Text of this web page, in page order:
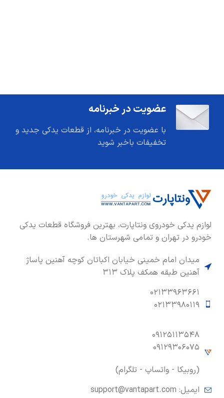
عضویت در خبرنامه
با عضویت در خبرنامه، از قطعات یدکی جدید و
تخفیفات باخبر شوید
لوازم یدکی خودروی ونتاپارت، بهترین فروشگاه قطعات یدکی
خودرو در تهران و تمامی شهرستان ها.
میدان امام خمینی خیابان اکباتان کوچه آهنین پاساژ
آهنین طبقه همکف پلاک ۳۱۳
۰۲۱۳۳۹۶۳۶۶۱
۰۲۱۳۳۹۸۰۱۱۹
۰۹۱۲۵۱۱۳۵۴۸
۰۹۱۲۹۳۰۶۰۷۵
(روبیکا - واتساپ - تلگرام)
ایمیل: support@vantapart.com